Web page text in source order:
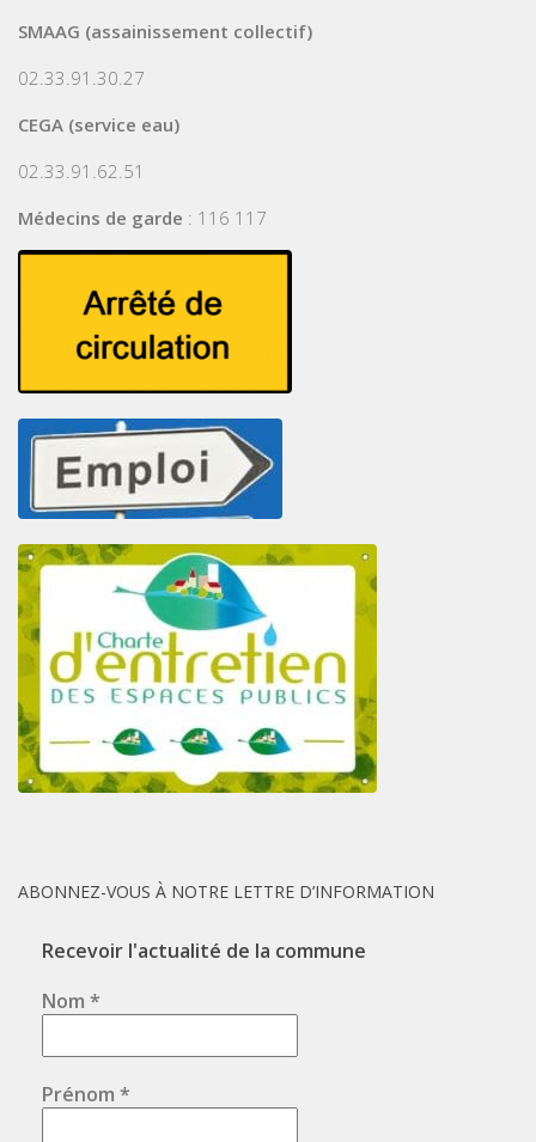
SMAAG (assainissement collectif)
02.33.91.30.27
CEGA (service eau)
02.33.91.62.51
Médecins de garde : 116 117
ABONNEZ-VOUS À NOTRE LETTRE D’INFORMATION
Recevoir l'actualité de la commune
Nom *
Prénom *